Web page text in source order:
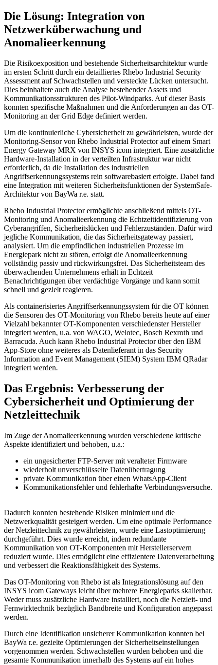
Die Lösung: Integration von
Netzwerküberwachung und
Anomalieerkennung
Die Risikoexposition und bestehende Sicherheitsarchitektur wurde
im ersten Schritt durch ein detailliertes Rhebo Industrial Security
Assessment auf Schwachstellen und versteckte Lücken untersucht.
Dies beinhaltete auch die Analyse bestehender Assets und
Kommunikationsstrukturen des Pilot-Windparks. Auf dieser Basis
konnten spezifische Maßnahmen und die Anforderungen an das OT-
Monitoring an der Grid Edge definiert werden.
Um die kontinuierliche Cybersicherheit zu gewährleisten, wurde der
Monitoring-Sensor von Rhebo Industrial Protector auf einem Smart
Energy Gateway MRX von INSYS icom integriert. Eine zusätzliche
Hardware-Installation in der verteilten Infrastruktur war nicht
erforderlich, da die Installation des industriellen
Angriffserkennungssystems rein softwarebasiert erfolgte. Dabei fand
eine Integration mit weiteren Sicherheitsfunktionen der SystemSafe-
Architektur von BayWa r.e. statt.
Rhebo Industrial Protector ermöglichte anschließend mittels OT-
Monitoring und Anomalieerkennung die Echtzeitidentifizierung von
Cyberangriffen, Sicherheitslücken und Fehlerzuständen. Dafür wird
jegliche Kommunikation, die das Sicherheitsgateway passiert,
analysiert. Um die empfindlichen industriellen Prozesse im
Energiepark nicht zu stören, erfolgt die Anomalieerkennung
vollständig passiv und rückwirkungsfrei. Das Sicherheitsteam des
überwachenden Unternehmens erhält in Echtzeit
Benachrichtigungen über verdächtige Vorgänge und kann somit
schnell und gezielt reagieren.
Als containerisiertes Angriffserkennungssystem für die OT können
die Sensoren des OT-Monitoring von Rhebo bereits heute auf einer
Vielzahl bekannter OT-Komponenten verschiedenster Hersteller
integriert werden, u.a. von WAGO, Welotec, Bosch Rexroth und
Barracuda. Auch kann Rhebo Industrial Protector über den IBM
App-Store ohne weiteres als Datenlieferant in das Security
Information and Event Management (SIEM) System IBM QRadar
integriert werden.
Das Ergebnis: Verbesserung der
Cybersicherheit und Optimierung der
Netzleittechnik
Im Zuge der Anomalieerkennung wurden verschiedene kritische
Aspekte identifiziert und behoben, u.a.:
ein ungesicherter FTP-Server mit veralteter Firmware
wiederholt unverschlüsselte Datenübertragung
private Kommunikation über einen WhatsApp-Client
Kommunikationsfehler und fehlerhafte Verbindungsversuche.
Dadurch konnten bestehende Risiken minimiert und die
Netzwerkqualität gesteigert werden. Um eine optimale Performance
der Netzleittechnik zu gewährleisten, wurde eine Lastoptimierung
durchgeführt. Dies wurde erreicht, indem redundante
Kommunikation von OT-Komponenten mit Herstellerservern
reduziert wurde. Dies ermöglicht eine effizientere Datenverarbeitung
und verbessert die Reaktionsfähigkeit des Systems.
Das OT-Monitoring von Rhebo ist als Integrationslösung auf den
INSYS icom Gateways leicht über mehrere Energieparks skalierbar.
Weder muss zusätzliche Hardware installiert, noch die Netzleit- und
Fernwirktechnik bezüglich Bandbreite und Konfiguration angepasst
werden.
Durch eine Identifikation unsicherer Kommunikation konnten bei
BayWa r.e. gezielte Optimierungen der Sicherheitseinstellungen
vorgenommen werden. Schwachstellen wurden behoben und die
gesamte Kommunikation innerhalb des Systems auf ein hohes